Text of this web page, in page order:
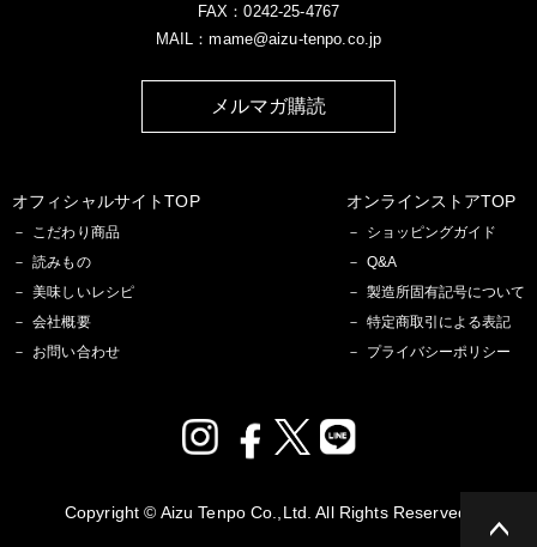
FAX：0242-25-4767
MAIL：mame@aizu-tenpo.co.jp
メルマガ購読
オフィシャルサイトTOP
こだわり商品
読みもの
美味しいレシピ
会社概要
お問い合わせ
オンラインストアTOP
ショッピングガイド
Q&A
製造所固有記号について
特定商取引による表記
プライバシーポリシー
Copyright © Aizu Tenpo Co.,Ltd. All Rights Reserved.